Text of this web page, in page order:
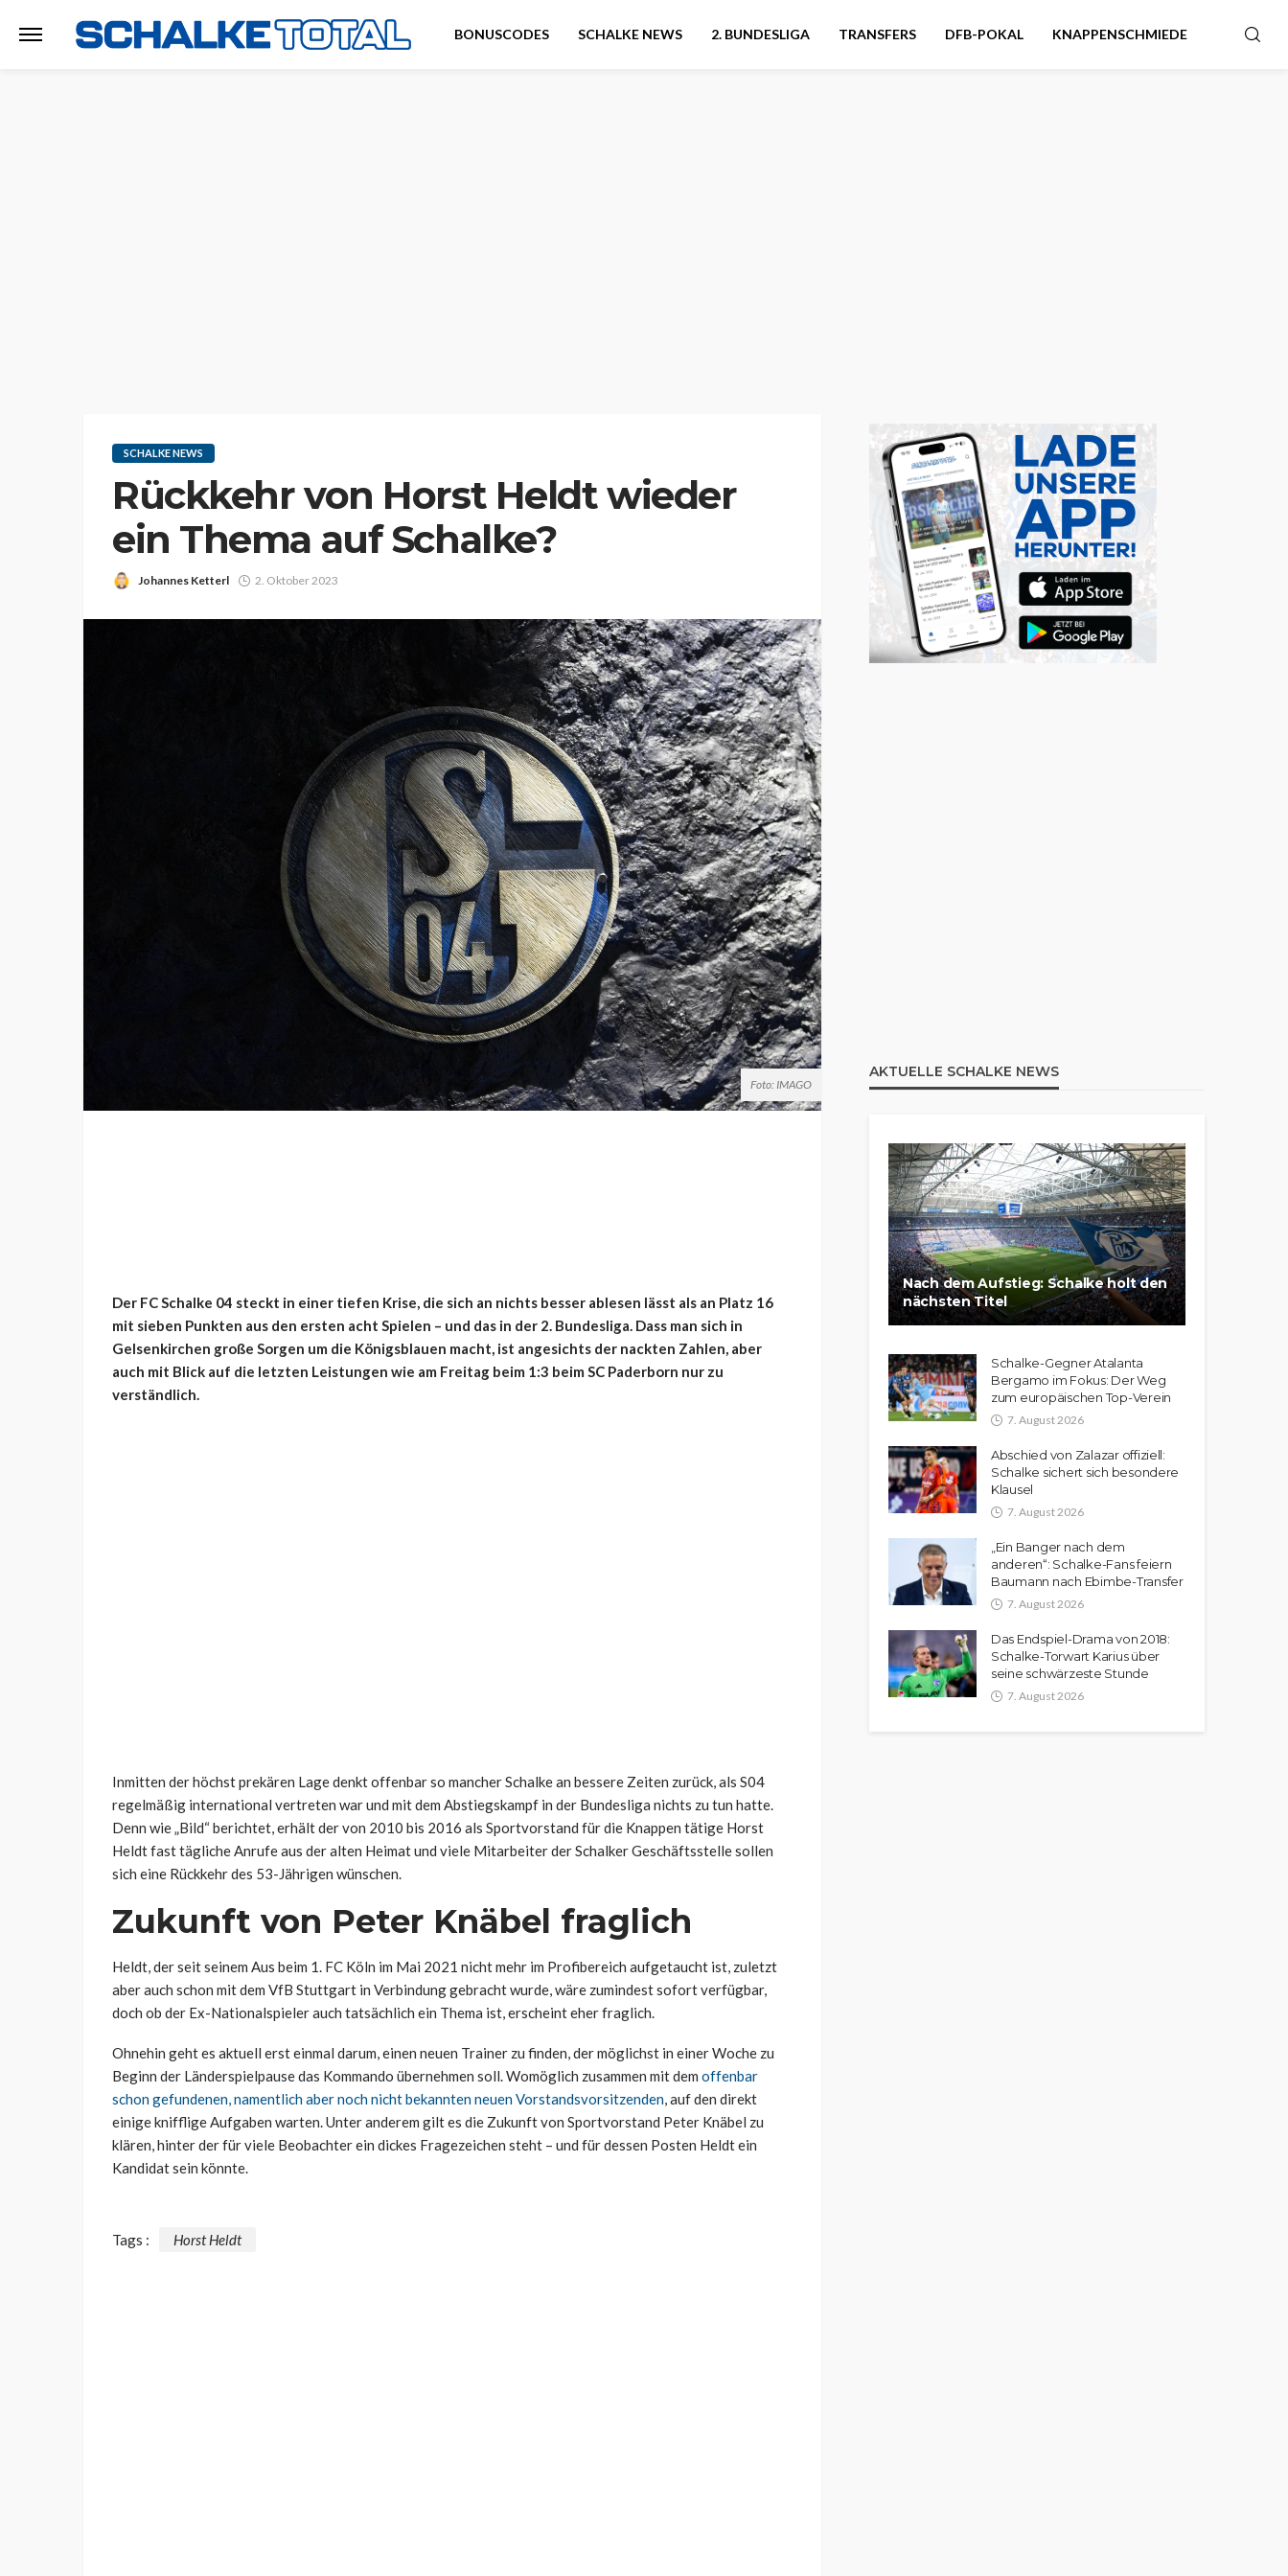
BONUSCODES SCHALKE NEWS 2. BUNDESLIGA TRANSFERS DFB-POKAL KNAPPENSCHMIEDE
SCHALKE NEWS
Rückkehr von Horst Heldt wieder
ein Thema auf Schalke?
Johannes Ketterl 2. Oktober 2023
Foto: IMAGO
Der FC Schalke 04 steckt in einer tiefen Krise, die sich an nichts besser ablesen lässt als an Platz 16
mit sieben Punkten aus den ersten acht Spielen – und das in der 2. Bundesliga. Dass man sich in
Gelsenkirchen große Sorgen um die Königsblauen macht, ist angesichts der nackten Zahlen, aber
auch mit Blick auf die letzten Leistungen wie am Freitag beim 1:3 beim SC Paderborn nur zu
verständlich.
Inmitten der höchst prekären Lage denkt offenbar so mancher Schalke an bessere Zeiten zurück, als S04
regelmäßig international vertreten war und mit dem Abstiegskampf in der Bundesliga nichts zu tun hatte.
Denn wie „Bild“ berichtet, erhält der von 2010 bis 2016 als Sportvorstand für die Knappen tätige Horst
Heldt fast tägliche Anrufe aus der alten Heimat und viele Mitarbeiter der Schalker Geschäftsstelle sollen
sich eine Rückkehr des 53-Jährigen wünschen.
Zukunft von Peter Knäbel fraglich
Heldt, der seit seinem Aus beim 1. FC Köln im Mai 2021 nicht mehr im Profibereich aufgetaucht ist, zuletzt
aber auch schon mit dem VfB Stuttgart in Verbindung gebracht wurde, wäre zumindest sofort verfügbar,
doch ob der Ex-Nationalspieler auch tatsächlich ein Thema ist, erscheint eher fraglich.
Ohnehin geht es aktuell erst einmal darum, einen neuen Trainer zu finden, der möglichst in einer Woche zu
Beginn der Länderspielpause das Kommando übernehmen soll. Womöglich zusammen mit dem offenbar
schon gefundenen, namentlich aber noch nicht bekannten neuen Vorstandsvorsitzenden, auf den direkt
einige knifflige Aufgaben warten. Unter anderem gilt es die Zukunft von Sportvorstand Peter Knäbel zu
klären, hinter der für viele Beobachter ein dickes Fragezeichen steht – und für dessen Posten Heldt ein
Kandidat sein könnte.
Tags : Horst Heldt
AKTUELLE SCHALKE NEWS
Nach dem Aufstieg: Schalke holt den
nächsten Titel
Schalke-Gegner Atalanta
Bergamo im Fokus: Der Weg
zum europäischen Top-Verein
7. August 2026
Abschied von Zalazar offiziell:
Schalke sichert sich besondere
Klausel
7. August 2026
„Ein Banger nach dem
anderen“: Schalke-Fans feiern
Baumann nach Ebimbe-Transfer
7. August 2026
Das Endspiel-Drama von 2018:
Schalke-Torwart Karius über
seine schwärzeste Stunde
7. August 2026